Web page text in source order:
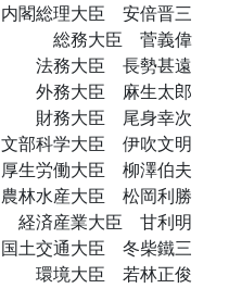
内閣総理大臣 安倍晋三
総務大臣 菅義偉
法務大臣 長勢甚遠
外務大臣 麻生太郎
財務大臣 尾身幸次
文部科学大臣 伊吹文明
厚生労働大臣 柳澤伯夫
農林水産大臣 松岡利勝
経済産業大臣 甘利明
国土交通大臣 冬柴鐵三
環境大臣 若林正俊